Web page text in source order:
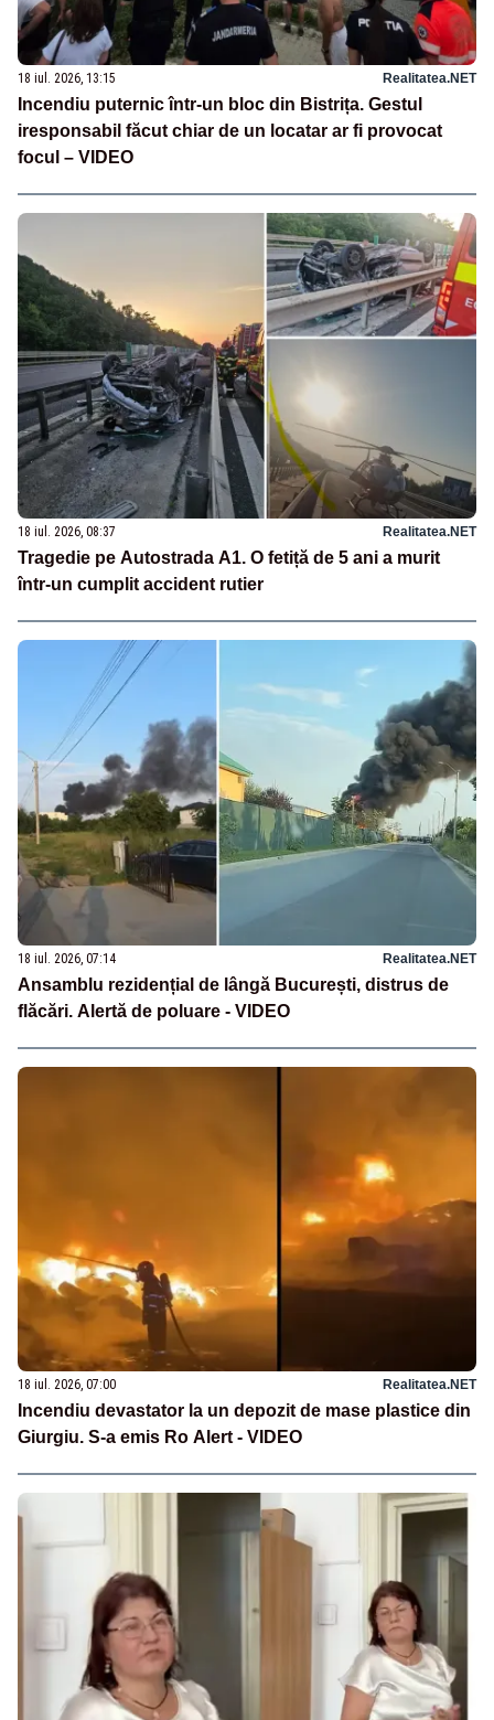
18 iul. 2026, 13:15 Realitatea.NET
Incendiu puternic într-un bloc din Bistrița. Gestul
iresponsabil făcut chiar de un locatar ar fi provocat
focul – VIDEO
18 iul. 2026, 08:37 Realitatea.NET
Tragedie pe Autostrada A1. O fetiță de 5 ani a murit
într-un cumplit accident rutier
18 iul. 2026, 07:14 Realitatea.NET
Ansamblu rezidențial de lângă București, distrus de
flăcări. Alertă de poluare - VIDEO
18 iul. 2026, 07:00 Realitatea.NET
Incendiu devastator la un depozit de mase plastice din
Giurgiu. S-a emis Ro Alert - VIDEO